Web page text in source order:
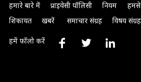
हमारे बारे में प्राइवेसी पॉलिसी नियम
शिकायत
खबरें समाचार संग्रह विषय संग्रह
हमें फॉलो करें